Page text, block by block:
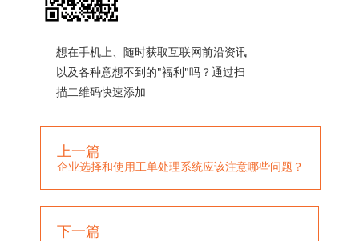
想在手机上、随时获取互联网前沿资讯
以及各种意想不到的"福利"吗？通过扫
描二维码快速添加
上一篇
企业选择和使用工单处理系统应该注意哪些问题？
下一篇